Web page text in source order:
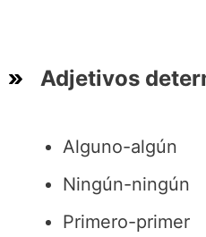
Adjetivos
Alguno-algún
Ningún-ningún
Primero-primer